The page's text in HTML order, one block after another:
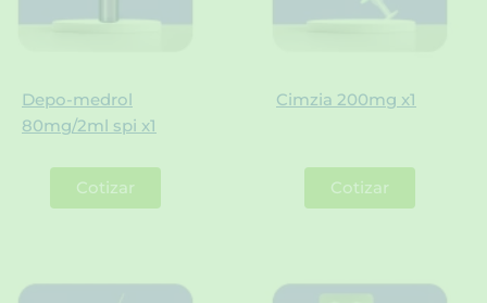
Depo-medrol
80mg/2ml spi x1
Cotizar
Cimzia 200mg x1
Cotizar